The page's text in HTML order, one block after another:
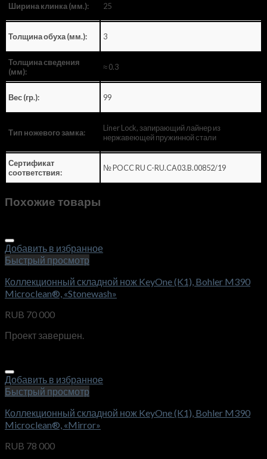
Ширина клинка (мм.): 25
Толщина обуха (мм.): 3
Толщина сведения
(мм):
≈ 0.3
Вес (гр.): 99
Тип ножевого замка:
Liner Lock, запирающий лайнер из
нержавеющей пружинной стали
Сертификат
соответствия:
№ POCC RU C-RU.CA03.B.00852/19
Похожие товары
Добавить в избранное
Быстрый просмотр
Коллекционный складной нож KeyOne (K1), Bohler M390
Microclean®, «Stonewash»
RUB 70 000
Проект завершен.
Добавить в избранное
Быстрый просмотр
Коллекционный складной нож KeyOne (K1), Bohler M390
Microclean®, «Mirror»
RUB 78 000